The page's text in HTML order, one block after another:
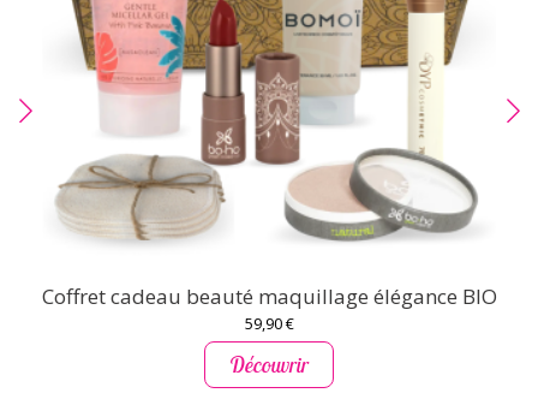
Coffret cadeau beauté maquillage élégance BIO
59,90 €
Découvrir